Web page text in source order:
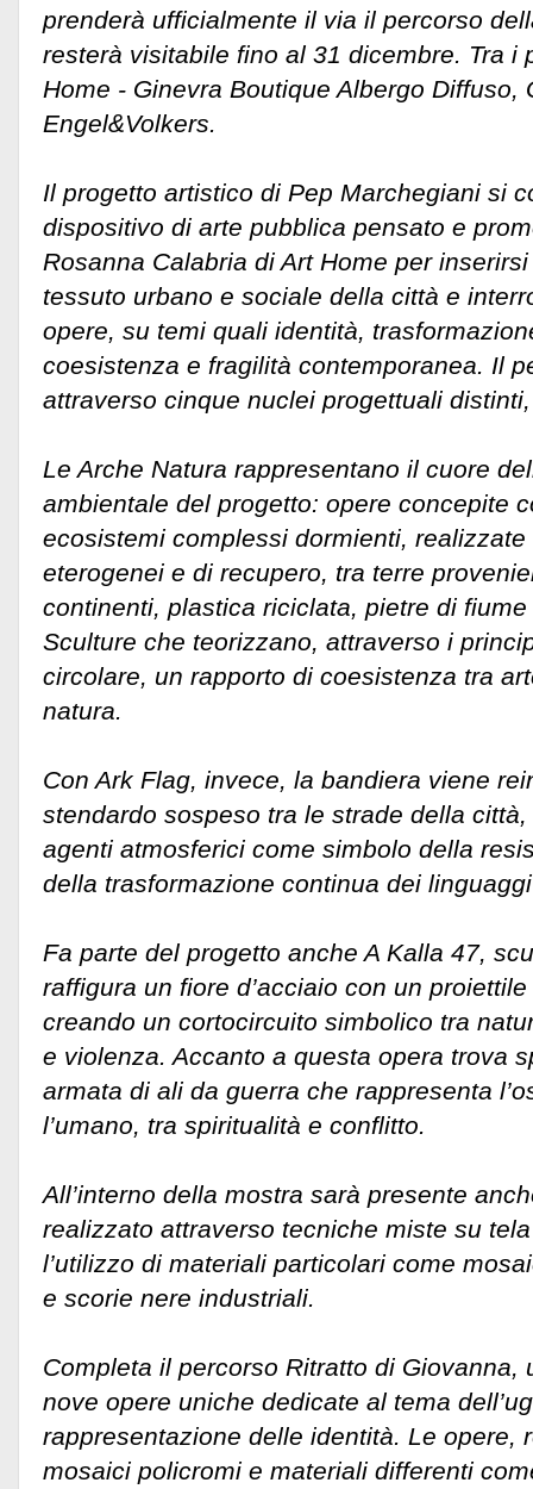
prenderà ufficialmente il via il percorso
resterà visitabile fino al 31 dicembre. Tra i
Home - Ginevra Boutique Albergo Diffuso,
Engel&Volkers.
Il progetto artistico di Pep Marchegiani si
dispositivo di arte pubblica pensato e
Rosanna Calabria di Art Home per
tessuto urbano e sociale della città e
opere, su temi quali identità,
coesistenza e fragilità contemporanea. Il
attraverso cinque nuclei progettuali
Le Arche Natura rappresentano il cuore
ambientale del progetto: opere concepite
ecosistemi complessi dormienti,
eterogenei e di recupero, tra terre
continenti, plastica riciclata, pietre di
Sculture che teorizzano, attraverso i
circolare, un rapporto di coesistenza tra
natura.
Con Ark Flag, invece, la bandiera viene
stendardo sospeso tra le strade della
agenti atmosferici come simbolo della
della trasformazione continua dei
Fa parte del progetto anche A Kalla 47,
raffigura un fiore d’acciaio con un
creando un cortocircuito simbolico tra
e violenza. Accanto a questa opera trova
armata di ali da guerra che rappresenta
l’umano, tra spiritualità e conflitto.
All’interno della mostra sarà presente
realizzato attraverso tecniche miste su
l’utilizzo di materiali particolari come
e scorie nere industriali.
Completa il percorso Ritratto di Giovanna,
nove opere uniche dedicate al tema
rappresentazione delle identità. Le opere,
mosaici policromi e materiali differenti